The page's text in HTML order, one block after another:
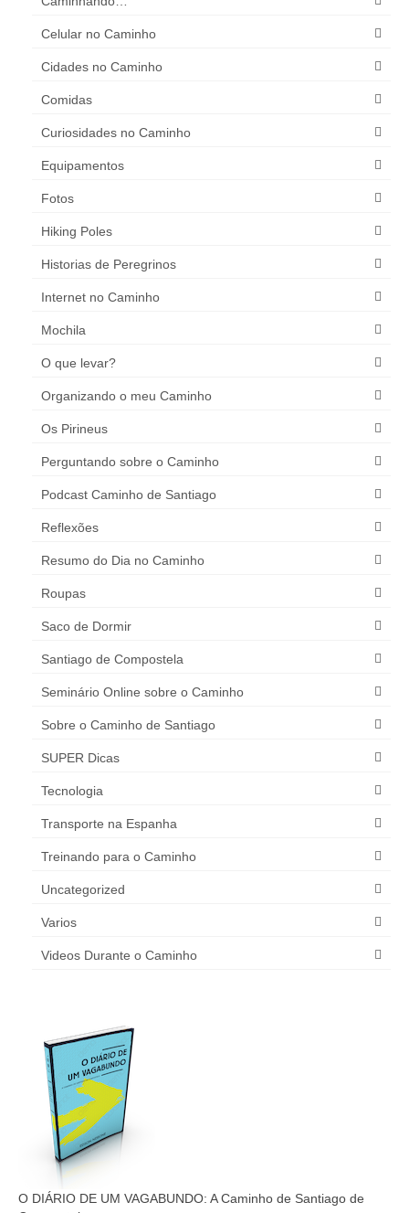
Celular no Caminho
Cidades no Caminho
Comidas
Curiosidades no Caminho
Equipamentos
Fotos
Hiking Poles
Historias de Peregrinos
Internet no Caminho
Mochila
O que levar?
Organizando o meu Caminho
Os Pirineus
Perguntando sobre o Caminho
Podcast Caminho de Santiago
Reflexões
Resumo do Dia no Caminho
Roupas
Saco de Dormir
Santiago de Compostela
Seminário Online sobre o Caminho
Sobre o Caminho de Santiago
SUPER Dicas
Tecnologia
Transporte na Espanha
Treinando para o Caminho
Uncategorized
Varios
Videos Durante o Caminho
O DIÁRIO DE UM VAGABUNDO: A Caminho de Santiago de